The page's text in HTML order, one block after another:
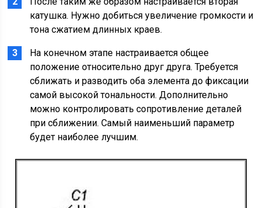
катушка. Нужно добиться увеличение громкости и
тона сжатием длинных краев.
На конечном этапе настраивается общее
положение относительно друг друга. Требуется
сближать и разводить оба элемента до фиксации
самой высокой тональности. Дополнительно
можно контролировать сопротивление деталей
при сближении. Самый наименьший параметр
будет наиболее лучшим.